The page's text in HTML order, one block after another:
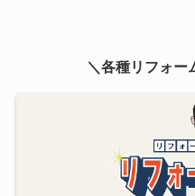
＼各種リフォー